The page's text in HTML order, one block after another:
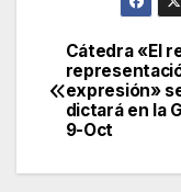
de
Cátedra «El
expresión»
dictará en la
9-Oct